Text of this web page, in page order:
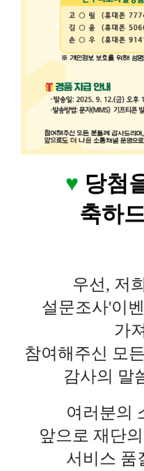
♥ 당첨
축하
우선, 저
설문조사'이
가
참여해주신 모
감사의 말
여러분의
앞으로 재단
서비스 품